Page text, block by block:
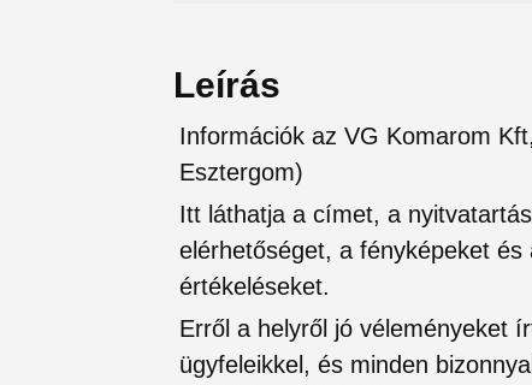
Leírás
Információk az VG Komarom
Esztergom)
Itt láthatja a címet, a
elérhetőséget, a fényképeket
értékeléseket.
Erről a helyről jó véleményeket
ügyfeleikkel, és minden